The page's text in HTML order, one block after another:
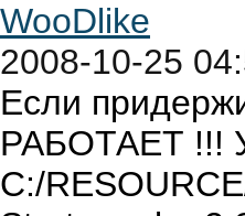
WooDlike
2008-10-25
Если
РАБОТАЕТ !!!
С:/